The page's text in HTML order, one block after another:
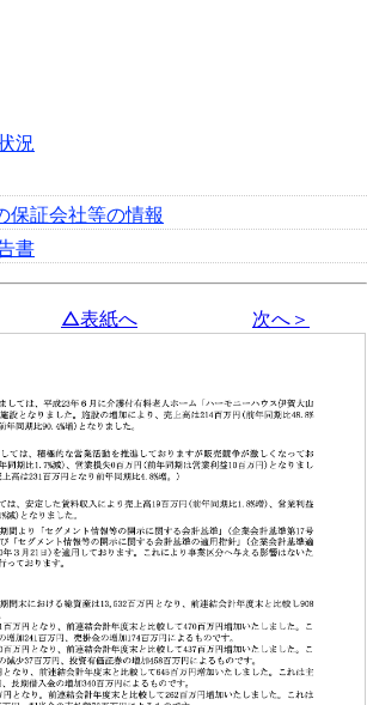
況
保証会社等の情報
書
△表紙へ 次へ＞